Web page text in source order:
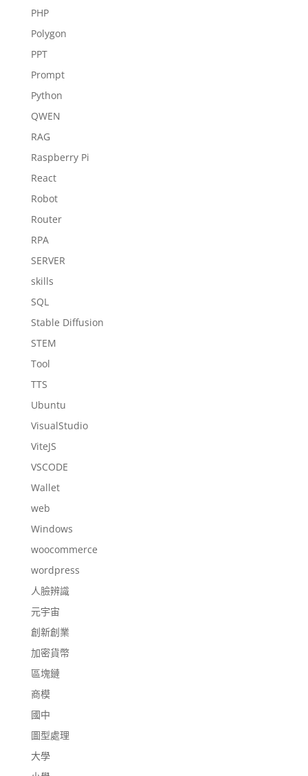
PHP
Polygon
PPT
Prompt
Python
QWEN
RAG
Raspberry Pi
React
Robot
Router
RPA
SERVER
skills
SQL
Stable Diffusion
STEM
Tool
TTS
Ubuntu
VisualStudio
ViteJS
VSCODE
Wallet
web
Windows
woocommerce
wordpress
人臉辨識
元宇宙
創新創業
加密貨幣
區塊鏈
商模
國中
圖型處理
大學